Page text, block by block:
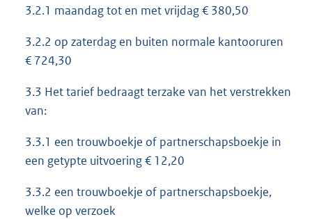
3.2.1 maandag tot en met vrijdag € 380,50
3.2.2 op zaterdag en buiten normale kantooruren
€ 724,30
3.3 Het tarief bedraagt terzake van het verstrekken
van:
3.3.1 een trouwboekje of partnerschapsboekje in
een getypte uitvoering € 12,20
3.3.2 een trouwboekje of partnerschapsboekje,
welke op verzoek